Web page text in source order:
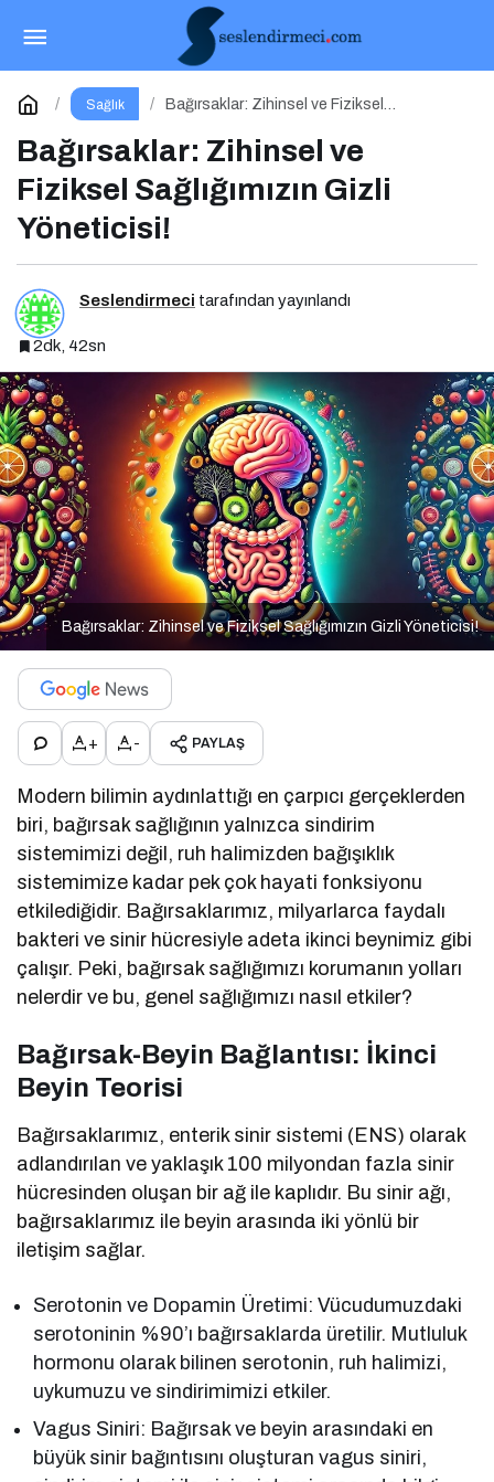
Sağlık
Bağırsaklar: Zihinsel ve Fiziksel
Bağırsaklar: Zihinsel ve
Fiziksel Sağlığımızın Gizli
Yöneticisi!
Seslendirmeci tarafından yayınlandı
2dk, 42sn
Bağırsaklar: Zihinsel ve Fiziksel Sağlığımızın Gizli Yöneticisi!
+ - PAYLAŞ
Modern bilimin aydınlattığı en çarpıcı gerçeklerden
biri, bağırsak sağlığının yalnızca sindirim
sistemimizi değil, ruh halimizden bağışıklık
sistemimize kadar pek çok hayati fonksiyonu
etkilediğidir. Bağırsaklarımız, milyarlarca faydalı
bakteri ve sinir hücresiyle adeta ikinci beynimiz gibi
çalışır. Peki, bağırsak sağlığımızı korumanın yolları
nelerdir ve bu, genel sağlığımızı nasıl etkiler?
Bağırsak-Beyin Bağlantısı: İkinci
Beyin Teorisi
Bağırsaklarımız, enterik sinir sistemi (ENS) olarak
adlandırılan ve yaklaşık 100 milyondan fazla sinir
hücresinden oluşan bir ağ ile kaplıdır. Bu sinir ağı,
bağırsaklarımız ile beyin arasında iki yönlü bir
iletişim sağlar.
Serotonin ve Dopamin Üretimi: Vücudumuzdaki
serotoninin %90’ı bağırsaklarda üretilir. Mutluluk
hormonu olarak bilinen serotonin, ruh halimizi,
uykumuzu ve sindirimimizi etkiler.
Vagus Siniri: Bağırsak ve beyin arasındaki en
büyük sinir bağıntısını oluşturan vagus siniri,
Minimalist Beslenme: Az ile Daha Sağlıklı
Yaşamak
Yorum Yap